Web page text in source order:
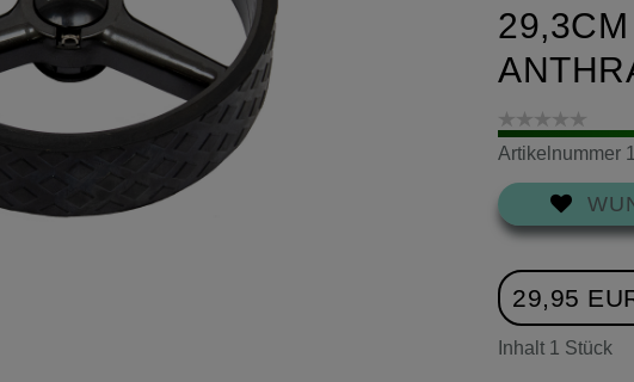
Artikelnummer
29,95
Inhalt 1 Stück